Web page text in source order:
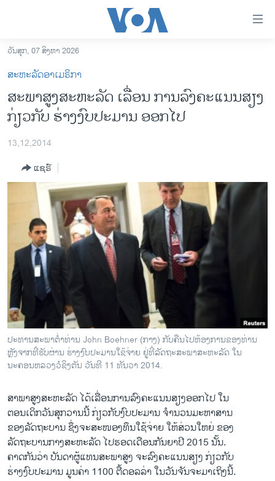
ເຂົ້າ
ຫາ
ຂ້າມ
ຂ້າມ
ຫາ
ອາເມຣິກາ
ການເລືອກຕັ້ງ ປະທານາທີບໍດີ ສະຫະລັດ 2024
ຂ່າວ​ຈີນ
ໂລກ
ອິດສະຫຼະພາບດ້ານການຂ່າວ
ຊີວິດຊາວລາວ
ຊຸມຊົນຊາວລາວ
ວິທະຍາສາດ-ເທັກໂນໂລຈີ
ທຸລະກິດ
ພາສາອັງກິດ
ວີດີໂອ
ສຽງ
ລາຍການກະຈາຍສຽງ
ລາຍງານ
ຕິດຕາມພວກເຮົາ ທີ່
ພາສາຕ່າງໆ
ວັນສຸກ, 07 ສິງຫາ 2026
ສະຫະລັດອາເມຣິກາ
ສະພາສູງສະຫະລັດ ເລື່ອນ ການ​ລົງ​ຄະ​ແນນສຽງ
ກ່ຽວກັບ ຮ່າງງົບປະມານ ອອກ​ໄປ
13,12,2014
ແຊຣ໌
ປະທານສະພາຕ່ຳທ່ານ John Boehner (ກາງ) ກັບຄືນໄປຫ້ອງການຂອງທ່ານ
ຫຼັງຈາກທີ່ຮັບຜ່ານ ຮ່າງງົບປະມານໃຊ້ຈ່າຍ ຢູ່ທີ່ລັດຖະສະພາສະຫະລັດ ໃນ
ນະຄອນຫລວງວໍຊິງຕັນ ວັນທີ 11 ທັນວາ 2014.
ສາ​ພາ​ສູງ​ສະຫະລັດ ​ໄດ້ເລື່ອນ​ການ​ລົງ​ຄະ​ແນນສຽງອອກ​ໄປ ​ໃນ
ຕອນເດິກວັນ​ສຸກ​ວານນີ້ ກ່ຽວ​ກັບງົບປະມານ​ ຈຳນວນ​ມະຫາສານ
ຂອງ​ລັດຖະບານ ​ຊຶ່ງ​ຈະ​ສະໜອງທຶນໃຊ້ຈ່າຍ ​ໃຫ້ສ່ວນ​ໃຫຍ່​ ຂອງ​
ລັດຖະບານກາງສະຫະ​ລັດ ໄປ​ຮອດເດືອນກັນຍາ​ປີ 2015 ນັ້ນ.
ຄາດ​ກັນ​ວ່າ ບັນດາ​ຜູ້​ແທນສະພາສູງ ຈະ​ລົງ​ຄະ​ແນນ​ສຽງ ກ່ຽວ​ກັບ
​ຮ່າງ​ງົບປະມານ​ ​ມູນ​ຄ່າ 1100 ​ຕື້ດອລລ່າ​ ໃນ​ວັນ​ຈັນ​ຈະ​ມາ​ເຖິງ​ນີ້.